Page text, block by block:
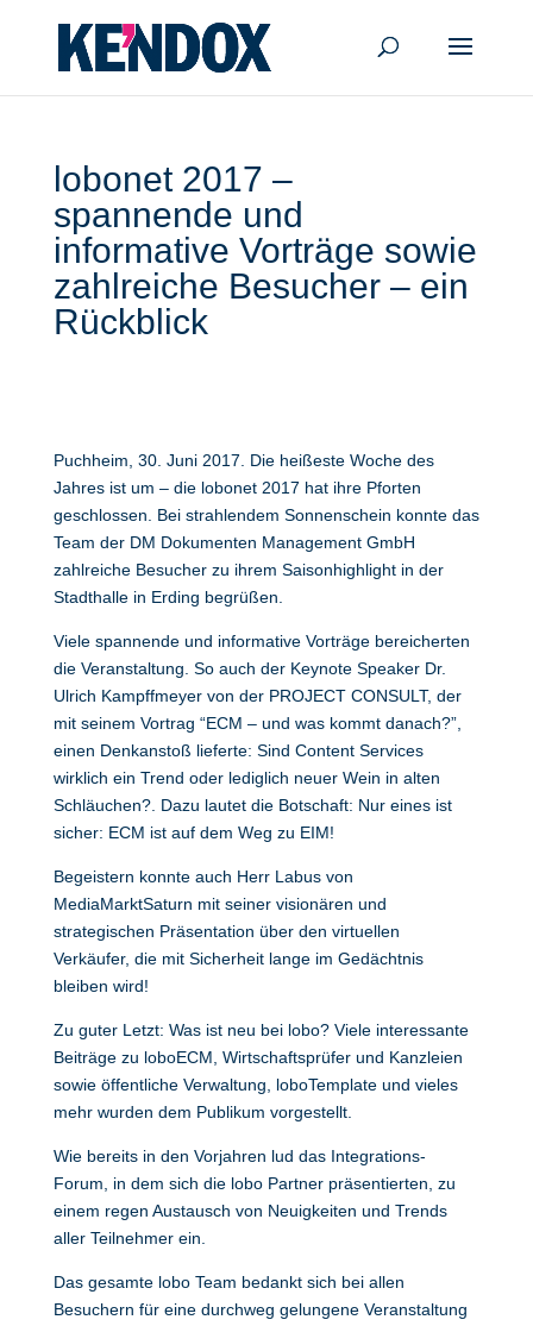
lobonet 2017 –
spannende und
informative Vorträge sowie
zahlreiche Besucher – ein
Rückblick
Puchheim, 30. Juni 2017. Die heißeste Woche des
Jahres ist um – die lobonet 2017 hat ihre Pforten
geschlossen. Bei strahlendem Sonnenschein konnte das
Team der DM Dokumenten Management GmbH
zahlreiche Besucher zu ihrem Saisonhighlight in der
Stadthalle in Erding begrüßen.
Viele spannende und informative Vorträge bereicherten
die Veranstaltung. So auch der Keynote Speaker Dr.
Ulrich Kampffmeyer von der PROJECT CONSULT, der
mit seinem Vortrag “ECM – und was kommt danach?”,
einen Denkanstoß lieferte: Sind Content Services
wirklich ein Trend oder lediglich neuer Wein in alten
Schläuchen?. Dazu lautet die Botschaft: Nur eines ist
sicher: ECM ist auf dem Weg zu EIM!
Begeistern konnte auch Herr Labus von
MediaMarktSaturn mit seiner visionären und
strategischen Präsentation über den virtuellen
Verkäufer, die mit Sicherheit lange im Gedächtnis
bleiben wird!
Zu guter Letzt: Was ist neu bei lobo? Viele interessante
Beiträge zu loboECM, Wirtschaftsprüfer und Kanzleien
sowie öffentliche Verwaltung, loboTemplate und vieles
mehr wurden dem Publikum vorgestellt.
Wie bereits in den Vorjahren lud das Integrations-
Forum, in dem sich die lobo Partner präsentierten, zu
einem regen Austausch von Neuigkeiten und Trends
aller Teilnehmer ein.
Das gesamte lobo Team bedankt sich bei allen
Besuchern für eine durchweg gelungene Veranstaltung